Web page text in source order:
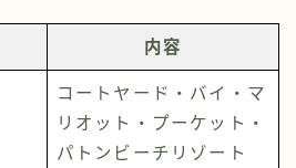
内容
コートヤード・バイ・マ
リオット・プーケット・
パトンビーチリゾート